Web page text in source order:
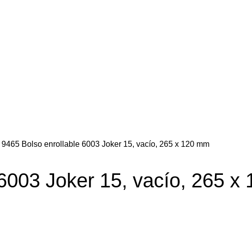
9465 Bolso enrollable 6003 Joker 15, vacío, 265 x 120 mm
Joker 15, vacío, 265 x